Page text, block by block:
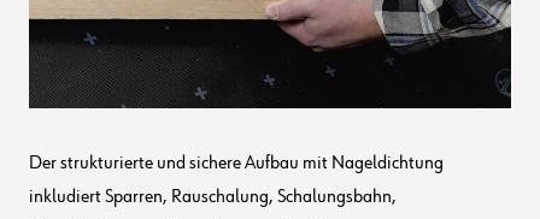
Der strukturierte und sichere Aufbau mit Nageldichtung
inkludiert Sparren, Rauschalung, Schalungsbahn,